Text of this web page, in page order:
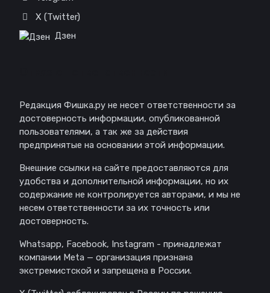
X (Twitter)
Дзен
Редакция Фишка.ру не несет ответственности за
достоверность информации, опубликованной
пользователями, а так же за действия
предпринятые на основании этой информации.
Внешние ссылки на сайте предоставляются для
удобства и дополнительной информации, но их
содержание не контролируется авторами, и мы не
несем ответственности за их точность или
достоверность.
Whatsapp, Facebook, Instagram - принадлежат
компании Meta — организация признана
экстремистской и запрещена в России.